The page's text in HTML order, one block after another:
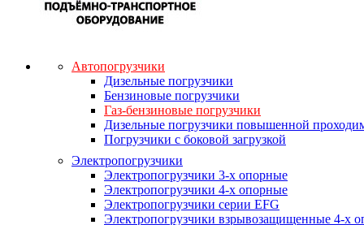
Автопогрузчики
Дизельные погрузчики
Бензиновые погрузчики
Газ-бензиновые погрузчики
Дизельные погрузчики повышенной
Погрузчики с боковой загрузкой
Электропогрузчики
Электропогрузчики 3-х опорные
Электропогрузчики 4-х опорные
Электропогрузчики серии EFG
Электропогрузчики взрывозащищенные 4-х